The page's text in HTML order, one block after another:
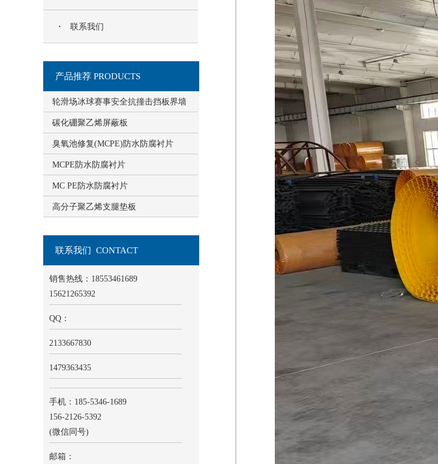
· 联系我们
产品推荐 PRODUCTS
轮滑场冰球赛事安全抗撞击挡板界墙
碳化硼聚乙烯屏蔽板
臭氧池修复(MCPE)防水防腐衬片
MCPE防水防腐衬片
MC PE防水防腐衬片
高分子聚乙烯支腿垫板
联系我们 CONTACT
销售热线：18553461689
15621265392
QQ：
2133667830
1479363435
手机：185-5346-1689
156-2126-5392
(微信同号)
邮箱：